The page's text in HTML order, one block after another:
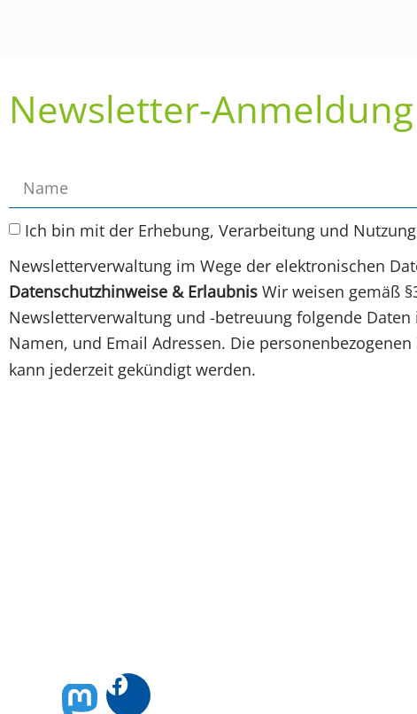
Newsletter-Anmeldung
Ich bin mit der Erhebung, Verarbeitung und
Newsletterverwaltung im Wege der elektronischen
Datenschutzhinweise & Erlaubnis Wir weisen gemäß
Newsletterverwaltung und -betreuung folgende
Namen, und Email Adressen. Die
kann jederzeit gekündigt werden.